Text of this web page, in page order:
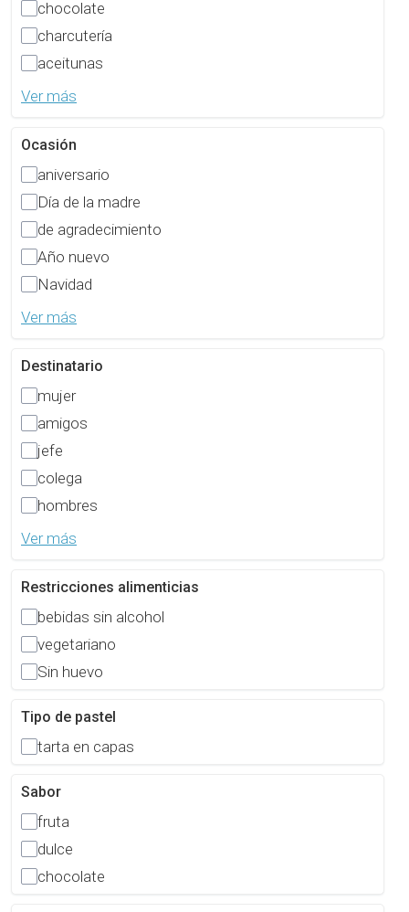
chocolate
charcutería
aceitunas
Ver más
Ocasión
aniversario
Día de la madre
de agradecimiento
Año nuevo
Navidad
Ver más
Destinatario
mujer
amigos
jefe
colega
hombres
Ver más
Restricciones alimenticias
bebidas sin alcohol
vegetariano
Sin huevo
Tipo de pastel
tarta en capas
Sabor
fruta
dulce
chocolate